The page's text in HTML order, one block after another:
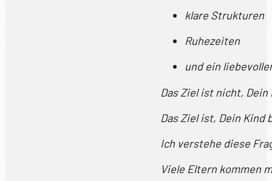
klare Strukturen
Ruhezeiten
und ein
Das Ziel ist nicht,
Das Ziel ist, Dein Kind
Ich verstehe diese
Viele Eltern kommen